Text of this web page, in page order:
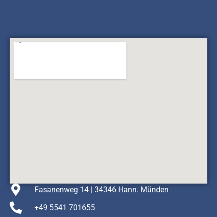
Fasanenweg 14 | 34346 Hann. Münden
+49 5541 701655